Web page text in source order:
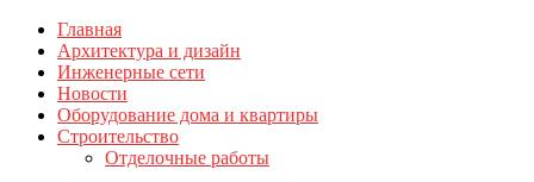
Главная
Архитектура и дизайн
Инженерные сети
Новости
Оборудование дома и квартиры
Строительство
Отделочные работы